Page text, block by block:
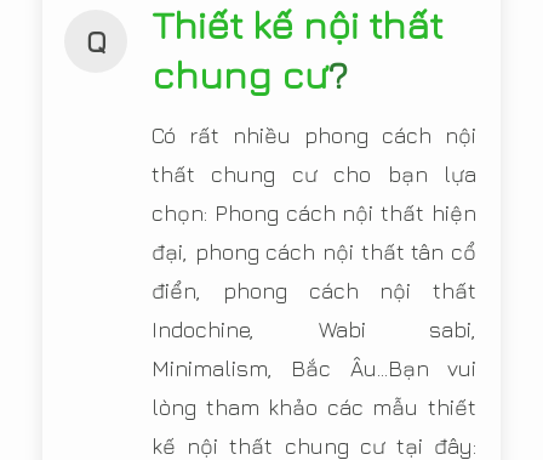
Q
Thiết kế nội thất
chung cư?
Có rất nhiều phong cách nội
thất chung cư cho bạn lựa
chọn: Phong cách nội thất hiện
đại, phong cách nội thất tân cổ
điển, phong cách nội thất
Indochine, Wabi sabi,
Minimalism, Bắc Âu...Bạn vui
lòng tham khảo các mẫu thiết
kế nội thất chung cư tại đây: